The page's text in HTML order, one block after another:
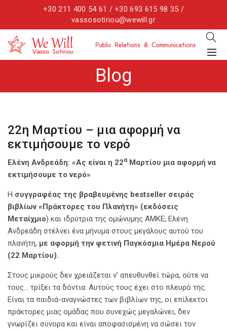
+30 211 400 54 61 / +30 693 615 98 35 /
vassosotiriou@wewill.gr
Blog
22η Μαρτίου – μια αφορμή να
εκτιμήσουμε το νερό
Ελένη Ανδρεάδη: «Ας είναι η 22αΜαρτίου μια αφορμή να
εκτιμήσουμε το νερό»
Η συγγραφέας της βραβευμένης bestseller σειράς
βιβλίων «Πράκτορες του Πλανήτη» (εκδόσεις
Μεταίχμιο) και ιδρύτρια της ομώνυμης ΑΜΚΕ, Ελένη
Ανδρεάδη στέλνει ένα μήνυμα στους μεγάλους αυτού του
πλανήτη, με αφορμή την φετινή Παγκόσμια Ημέρα Νερού
(22 Μαρτίου).
Στους μικρούς δεν χρειάζεται ν’ απευθυνθεί τώρα, ούτε να
τους… τρίξει τα δόντια. Αυτούς τους έχει στο πλευρό της.
Είναι τα παιδιά-αναγνώστες των βιβλίων της, οι επίλεκτοι
πράκτορες μιας ομάδας που συνεχώς μεγαλώνει, δεν
γνωρίζει σύνορα και είναι αποφασισμένη να σώσει τον